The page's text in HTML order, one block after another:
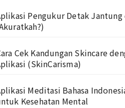
Pengukur Detak Jantung
Cek Kandungan Skincare
(SkinCarisma)
Meditasi Bahasa
Kesehatan Mental